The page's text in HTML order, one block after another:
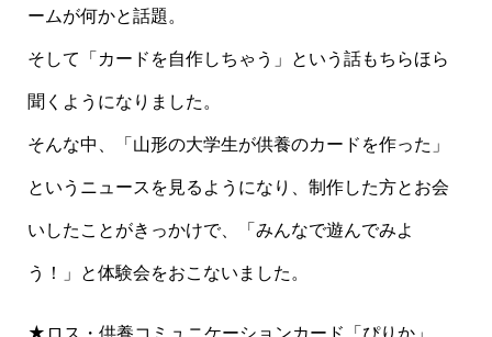
ームが何かと話題。
そして「カードを自作しちゃう」という話もちらほら
聞くようになりました。
そんな中、「山形の大学生が供養のカードを作った」
というニュースを見るようになり、制作した方とお会
いしたことがきっかけで、「みんなで遊んでみよ
う！」と体験会をおこないました。